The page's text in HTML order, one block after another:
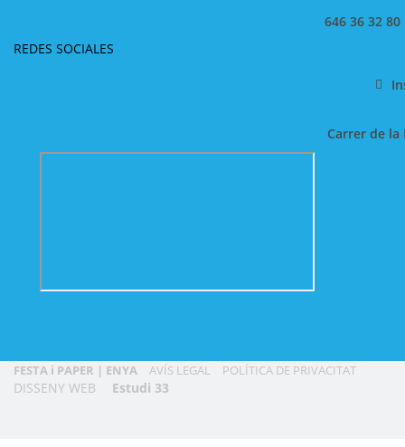
646 36 32 80
REDES SOCIALES
Carrer de
FESTA i PAPER | ENYA AVÍS LEGAL POLÍTICA DE PRIVACITAT
DISSENY WEB Estudi 33